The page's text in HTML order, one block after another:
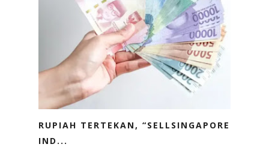
RUPIAH TERTEKAN, “SELLSINGAPORE
IND...